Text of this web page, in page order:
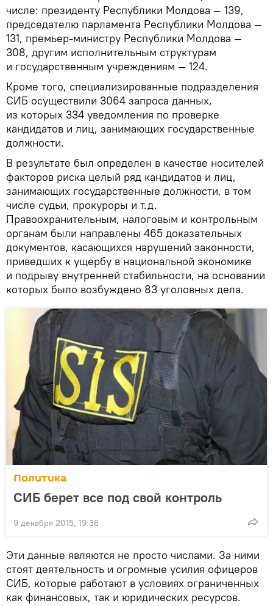
числе: президенту Республики Молдова — 139,
председателю парламента Республики Молдова —
131, премьер-министру Республики Молдова —
308, другим исполнительным структурам
и государственным учреждениям — 124.
Кроме того, специализированные подразделения
СИБ осуществили 3064 запроса данных,
из которых 334 уведомления по проверке
кандидатов и лиц, занимающих государственные
должности.
В результате был определен в качестве носителей
факторов риска целый ряд кандидатов и лиц,
занимающих государственные должности, в том
числе судьи, прокуроры и т.д.
Правоохранительным, налоговым и контрольным
органам были направлены 465 доказательных
документов, касающихся нарушений законности,
приведших к ущербу в национальной экономике
и подрыву внутренней стабильности, на основании
которых было возбуждено 83 уголовных дела.
Политика
СИБ берет все под свой контроль
9 декабря 2015, 19:36
Эти данные являются не просто числами. За ними
стоят деятельность и огромные усилия офицеров
СИБ, которые работают в условиях ограниченных
как финансовых, так и юридических ресурсов.